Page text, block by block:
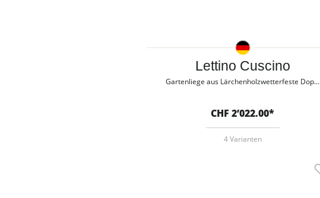
Lettino Cuscino
Gartenliege aus Lärchenholzwetterfeste Dop...
CHF 2’022.00*
4 Varianten